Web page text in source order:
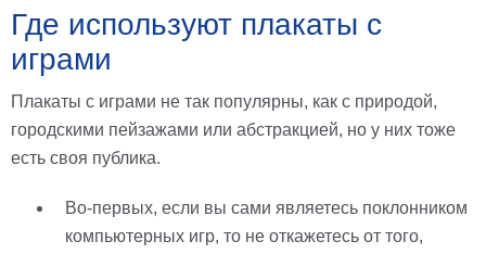
Где используют плакаты с
играми
Плакаты с играми не так популярны, как с природой,
городскими пейзажами или абстракцией, но у них тоже
есть своя публика.
Во-первых, если вы сами являетесь поклонником
компьютерных игр, то не откажетесь от того,